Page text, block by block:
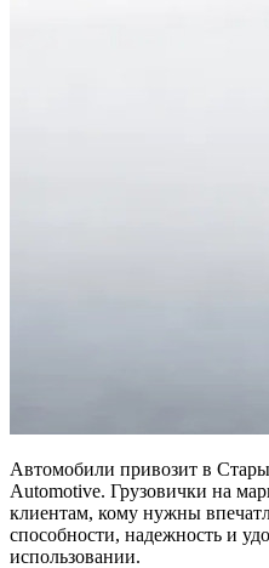
Автомобили привозит в
Automotive. Грузовички на
клиентам, кому нужны
способности, надежность и
использовании.